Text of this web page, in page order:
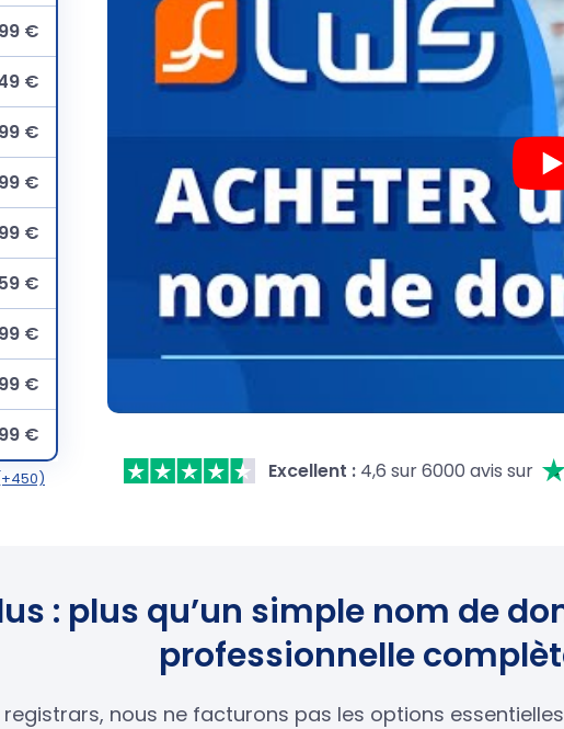
€
€
€
€
€
€
€
€
€
Excellent : 4,6 sur 6000 avis sur
: plus qu’un simple nom de
professionnelle
nous ne facturons pas les options